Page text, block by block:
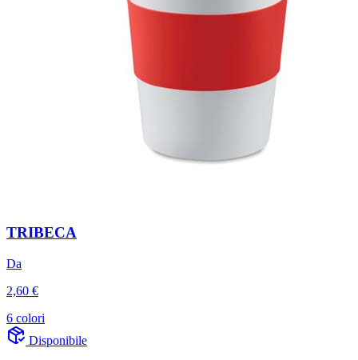
TRIBECA
Da
2,60 €
6 colori
Disponibile